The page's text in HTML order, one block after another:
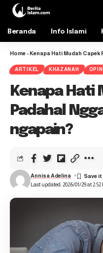
Beranda Info Islami
Home - Kenapa Hati Mudah
ARTIKEL KHAZANAH OPINI
Kenapa Hati
Padahal
ngapain?
Last updated: 2026/01/29 at 2:52
Annisa Adelina